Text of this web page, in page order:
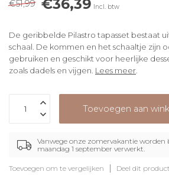
€51,99 €36,39 Incl. btw
De geribbelde Pilastro tapasset bestaat
schaal. De kommen en het schaaltje zijn
gebruiken en geschikt voor heerlijke
zoals dadels en vijgen. Lees meer.
Toevoegen aan
Vanwege onze zomervakantie worden
maandag 1 september verwerkt.
Toevoegen om te vergelijken Deel dit product